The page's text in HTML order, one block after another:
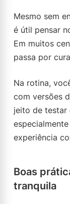
Mesmo sem
é útil pensar
Em muitos
passa por
Na rotina,
com versões
jeito de testar
experiência
Boas
tranquila